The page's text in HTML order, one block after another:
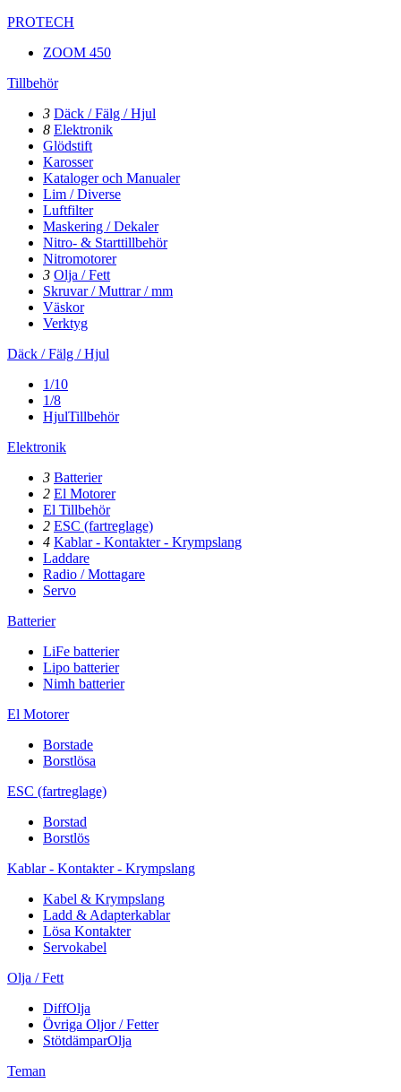
PROTECH
ZOOM 450
Tillbehör
3 Däck / Fälg / Hjul
8 Elektronik
Glödstift
Karosser
Kataloger och Manualer
Lim / Diverse
Luftfilter
Maskering / Dekaler
Nitro- & Starttillbehör
Nitromotorer
3 Olja / Fett
Skruvar / Muttrar / mm
Väskor
Verktyg
Däck / Fälg / Hjul
1/10
1/8
HjulTillbehör
Elektronik
3 Batterier
2 El Motorer
El Tillbehör
2 ESC (fartreglage)
4 Kablar - Kontakter - Krympslang
Laddare
Radio / Mottagare
Servo
Batterier
LiFe batterier
Lipo batterier
Nimh batterier
El Motorer
Borstade
Borstlösa
ESC (fartreglage)
Borstad
Borstlös
Kablar - Kontakter - Krympslang
Kabel & Krympslang
Ladd & Adapterkablar
Lösa Kontakter
Servokabel
Olja / Fett
DiffOlja
Övriga Oljor / Fetter
StötdämparOlja
Teman